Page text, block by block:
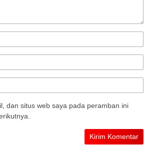
dan situs web saya pada peramban ini